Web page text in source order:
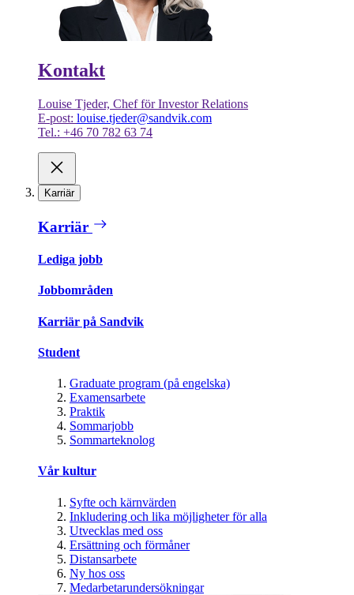
Kontakt
Louise Tjeder, Chef för Investor Relations
E-post: louise.tjeder@sandvik.com
Tel.: +46 70 782 63 74
Karriär
Karriär
Lediga jobb
Jobbområden
Karriär på Sandvik
Student
Graduate program (på engelska)
Examensarbete
Praktik
Sommarjobb
Sommarteknolog
Vår kultur
Syfte och kärnvärden
Inkludering och lika möjligheter för alla
Utvecklas med oss
Ersättning och förmåner
Distansarbete
Ny hos oss
Medarbetarundersökningar